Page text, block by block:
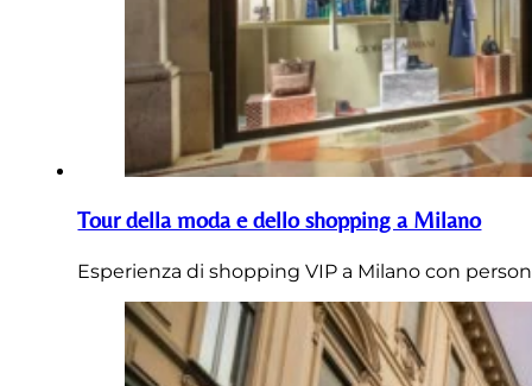
Tour della moda e dello shopping a Milano
Esperienza di shopping VIP a Milano con